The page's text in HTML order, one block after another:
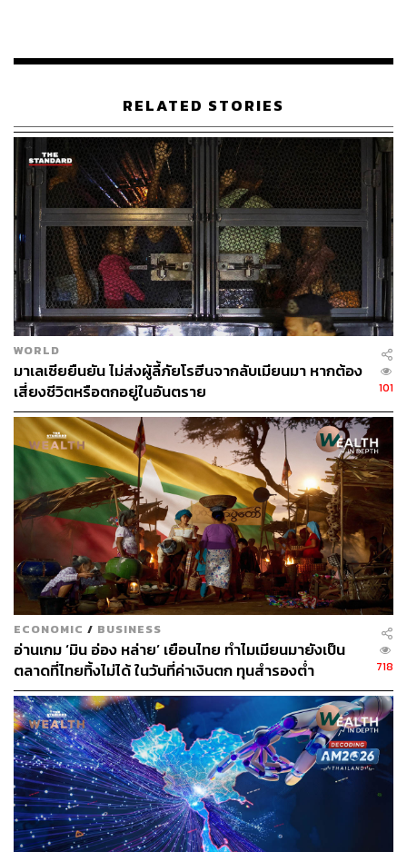
ในช่วงเวลาเดียวกัน ทุเรียนเวียดนามที่ส่งออกไปจีนมีราคาต่ำ
19 บาทต่อกิโลกรัม ขณะที่ทุเรียนไทยมีต้นทุนประมาณ 40
บาท ต่อกิโลกรัม เพราะไทยมีต้นทุนไฟฟ้าแพง และเกษตรกร
บางแห่งต้องลงทุนบริหารจัดการน้ำเอง
ยิ่งปัจจุบันไทยเราขายทุเรียนกิโลกรัมละ 200 กว่าบาท ส่ง
ออกไปประมาณกิโลกรัมละ 240-250 บาท แต่เวียดนามขาย
กิโลกรัมละ 110-120 บาท และอีกหนึ่งปัจจัยที่เวียดนามได้
เปรียบไทยคือการมีรถไฟฟ้าความเร็วสูง สามารถขนทุเรียน
ไปจีนได้ใน 3 ชั่วโมง จากปัจจัยดังกล่าวอาจเป็นต้นเหตุให้
เจ้าของสวนทุเรียนไทยบางราย นำทุเรียนเวียดนามเข้ามา
สวมสิทธิส่งออกไปจีนกันมากขึ้น
ทุเรียนไทยได้เปรียบเรื่อง ‘รสชาติ-การทูตจีน’
วิชัย ศิระมานะกุล ประธานเจ้าหน้าที่บริหาร บริษัท เอ็นทีเอฟ
อินเตอร์กรุ๊ป (ประเทศไทย) จำกัด(มหาชน) (NTFG)หนึ่งใน
ผู้นำการส่งออกผลไม้สดเกรดพรีเมียม ฉายภาพว่า แม้
เวียดนามจะเริ่มรุกตลาดทุเรียนมากขึ้น แต่ผู้ประกอบการไทย
ยังมองว่าความได้เปรียบของไทยยังมีมาก ทั้งเรื่องของรสชาติ
ภูมิประเทศ และความสัมพันธ์ทางการค้ากับจีน และปัจจุบัน
เวียดนามยังเผชิญปัญหาเรื่องมาตรฐานความปลอดภัยด้าน
อาหาร ซึ่งอาจต้องใช้เวลาในการปรับตัว
RELATED STORIES
WORLD
มาเลเซียยืนยัน ไม่ส่งผู้ลี้ภัยโรฮีนจากลับเมียนมา หากต้อง
เสี่ยงชีวิตหรือตกอยู่ในอันตราย
101
ECONOMIC / BUSINESS
อ่านเกม ‘มิน อ่อง หล่าย’ เยือนไทย ทำไมเมียนมายังเป็น
ตลาดที่ไทยทิ้งไม่ได้ ในวันที่ค่าเงินตก ทุนสำรองต่ำ
718